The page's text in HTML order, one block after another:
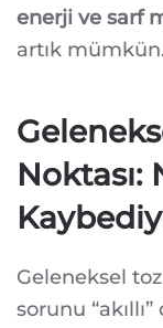
enerji ve sarf
artık mümkün.
Noktası:
Geleneksel
sorunu